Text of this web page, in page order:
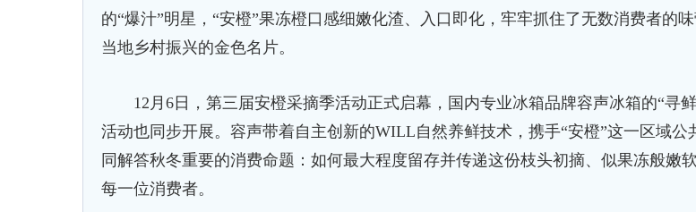
的“爆汁”明星，“安橙”果冻橙口感细嫩化渣、入口即化，牢牢抓住了无数消费者的
当地乡村振兴的金色名片。
12月6日，第三届安橙采摘季活动正式启幕，国内专业冰箱品牌容声冰箱的“寻
活动也同步开展。容声带着自主创新的WILL自然养鲜技术，携手“安橙”这一区域公
同解答秋冬重要的消费命题：如何最大程度留存并传递这份枝头初摘、似果冻般嫩
每一位消费者。